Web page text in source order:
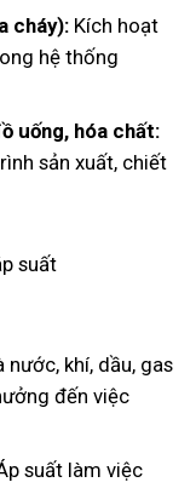
cháy):Kích hoạt
hệ thống
uống, hóa chất:
sản xuất, chiết
nước, khí, dầu, gas
đến việc
suất làm việc